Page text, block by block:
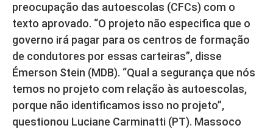
preocupação das autoescolas (CFCs) com o
texto aprovado. “O projeto não especifica que o
governo irá pagar para os centros de formação
de condutores por essas carteiras”, disse
Émerson Stein (MDB). “Qual a segurança que nós
temos no projeto com relação às autoescolas,
porque não identificamos isso no projeto”,
questionou Luciane Carminatti (PT). Massoco